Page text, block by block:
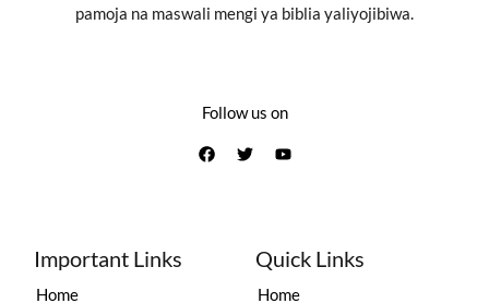
pamoja na maswali mengi ya biblia yaliyojibiwa.
Follow us on
Important Links
Home
Quick Links
Home